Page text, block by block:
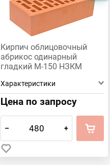
Кирпич облицовочный
абрикос одинарный
гладкий М-150 НЗКМ
Характеристики
Цена по запросу
– +